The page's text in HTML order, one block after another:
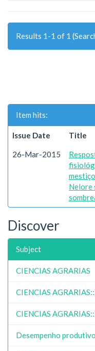
Results 1-1 of 1
Item hits:
Issue Date Title
26-Mar-2015
Nelore
Discover
Subject
CIENCIAS AGRARIAS
CIENCIAS
CIENCIAS
Desempenho produtivo